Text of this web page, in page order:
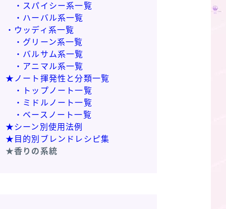
・スパイシー系一覧
・ハーバル系一覧
・ウッディ系一覧
・グリーン系一覧
・バルサム系一覧
・アニマル系一覧
★ノート揮発性と分類一覧
・トップノート一覧
・ミドルノート一覧
・ベースノート一覧
★シーン別使用法例
★目的別ブレンドレシピ集
★香りの系統